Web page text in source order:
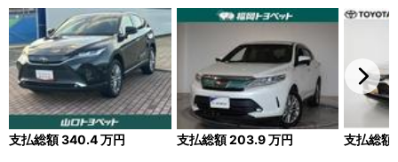
支払総額340.4万円 支払総額203.9万円 支払総額